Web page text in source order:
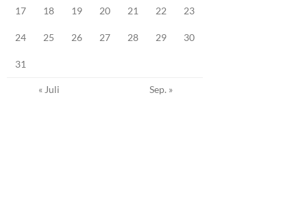
17 18 19 20 21 22 23
24 25 26 27 28 29 30
31
« Juli Sep. »